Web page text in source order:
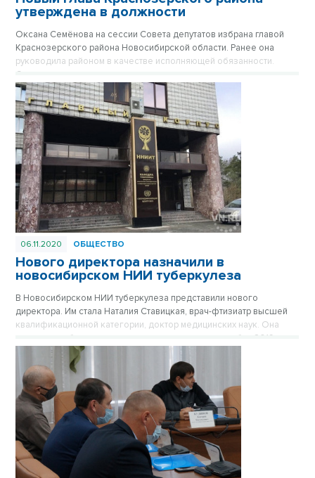
утверждена в должности
Оксана Семёнова на сессии Совета депутатов избрана главой
Краснозерского района Новосибирской области. Ранее она
руководила районом в качестве исполняющей обязанности.
Сегодня во время оперативного совещания в региональном
правительстве ее с утверждением в должности поздравил
губернатор Андрей Травников.
06.11.2020 ОБЩЕСТВО
Нового директора назначили в
новосибирском НИИ туберкулеза
В Новосибирском НИИ туберкулеза представили нового
директора. Им стала Наталия Ставицкая, врач-фтизиатр высшей
квалификационной категории, доктор медицинских наук. Она
исполняла обязанности директора института с декабря 2019